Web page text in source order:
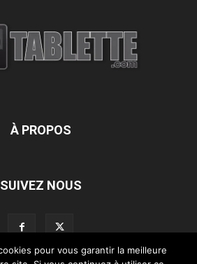
À PROPOS
SUIVEZ NOUS
pour vous garantir la meilleure